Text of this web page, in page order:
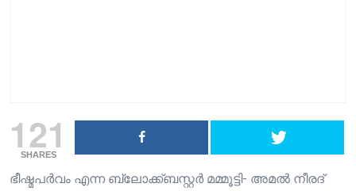
121
SHARES
ഭീഷ്മപർവം എന്ന ബ്ലോക്ക്ബസ്റ്റർ മമ്മൂട്ടി- അമൽ നീരദ്